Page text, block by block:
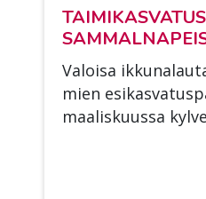
Va­loi­sa
mien
maa­lis­kuus­sa